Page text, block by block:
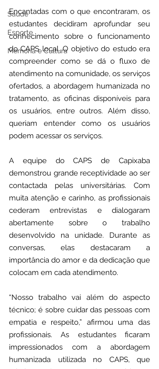
Saúde
Esporte
Memória e Cultura
Encantadas com o que encontraram, os
estudantes decidiram aprofundar seu
conhecimento sobre o funcionamento
do CAPS local. O objetivo do estudo era
compreender como se dá o fluxo de
atendimento na comunidade, os serviços
ofertados, a abordagem humanizada no
tratamento, as oficinas disponíveis para
os usuários, entre outros. Além disso,
queriam entender como os usuários
podem acessar os serviços.
A equipe do CAPS de Capixaba
demonstrou grande receptividade ao ser
contactada pelas universitárias. Com
muita atenção e carinho, as profissionais
cederam entrevistas e dialogaram
abertamente sobre o trabalho
desenvolvido na unidade. Durante as
conversas, elas destacaram a
importância do amor e da dedicação que
colocam em cada atendimento.
“Nosso trabalho vai além do aspecto
técnico; é sobre cuidar das pessoas com
empatia e respeito,” afirmou uma das
profissionais. As estudantes ficaram
impressionados com a abordagem
humanizada utilizada no CAPS, que